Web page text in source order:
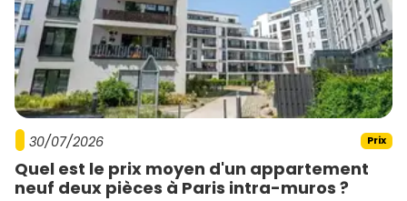
30/07/2026 Prix
Quel est le prix moyen d'un appartement
neuf deux pièces à Paris intra-muros ?